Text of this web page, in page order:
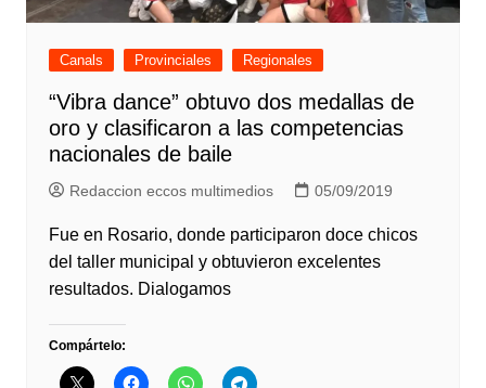
Canals Provinciales Regionales
“Vibra dance” obtuvo dos medallas de
oro y clasificaron a las competencias
nacionales de baile
Redaccion eccos multimedios 05/09/2019
Fue en Rosario, donde participaron doce chicos
del taller municipal y obtuvieron excelentes
resultados. Dialogamos
Compártelo: